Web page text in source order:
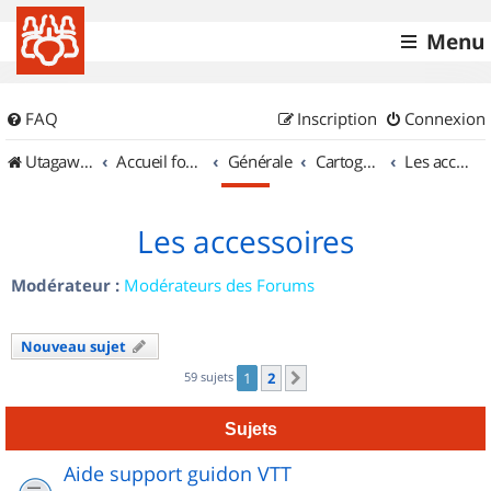
Menu
FAQ Connexion
Inscription
UtagawaVTT (Randos VTT et VTTAE avec traces GPS)
Accueil forum Générale Cartographie et GPS Les accessoires
Les accessoires
Modérateur : Modérateurs des Forums
Nouveau sujet
59 sujets 1 2
Sujets
Aide support guidon VTT